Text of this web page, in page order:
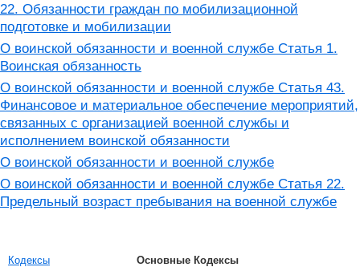
22. Обязанности граждан по мобилизационной
подготовке и мобилизации
О воинской обязанности и военной службе Статья 1.
Воинская обязанность
О воинской обязанности и военной службе Статья 43.
Финансовое и материальное обеспечение мероприятий,
связанных с организацией военной службы и
исполнением воинской обязанности
О воинской обязанности и военной службе
О воинской обязанности и военной службе Статья 22.
Предельный возраст пребывания на военной службе
Кодексы
Основные Кодексы